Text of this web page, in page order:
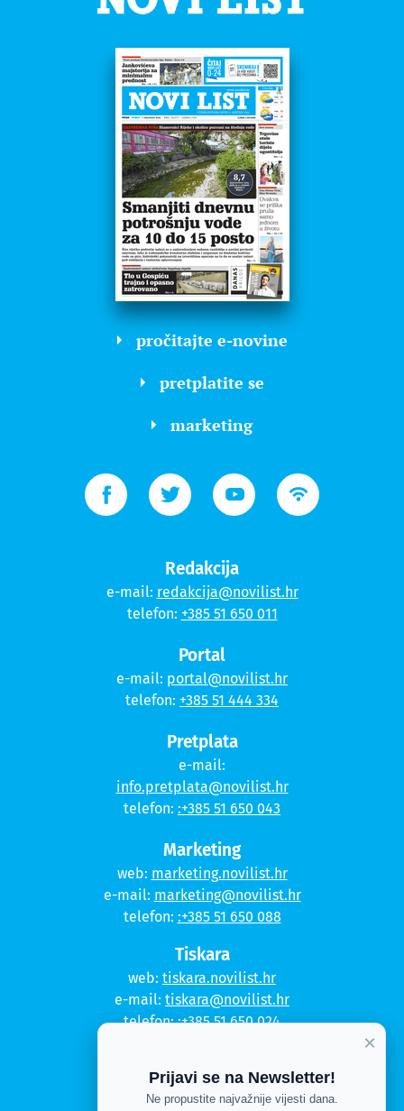
pročitajte e-novine
pretplatite se
marketing
Redakcija
e-mail: redakcija@novilist.hr
telefon: +385 51 650 011
Portal
e-mail: portal@novilist.hr
telefon: +385 51 444 334
Pretplata
e-mail:
info.pretplata@novilist.hr
telefon: :+385 51 650 043
Marketing
web: marketing.novilist.hr
e-mail: marketing@novilist.hr
telefon: :+385 51 650 088
Tiskara
web: tiskara.novilist.hr
e-mail: tiskara@novilist.hr
telefon::+385 51 650 024
Kontakt
×
Prijavi se na Newsletter!
Ne propustite najvažnije vijesti dana.